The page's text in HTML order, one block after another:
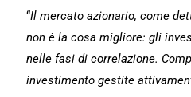
“Il mercato azionario, come
non è la cosa migliore: gli
nelle fasi di correlazione.
investimento gestite